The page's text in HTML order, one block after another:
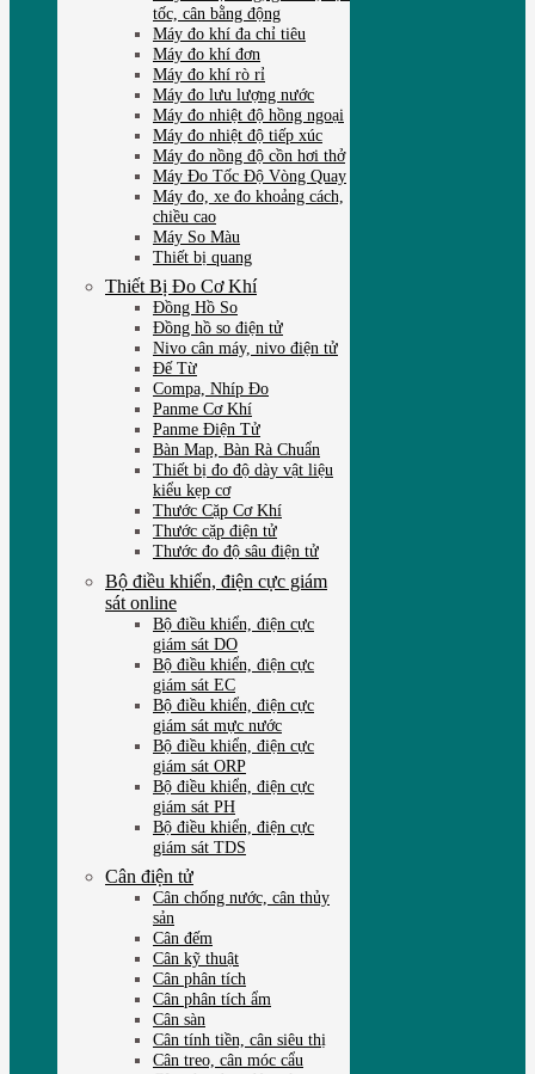
tốc, cân bằng động
Máy đo khí đa chỉ tiêu
Máy đo khí đơn
Máy đo khí rò rỉ
Máy đo lưu lượng nước
Máy đo nhiệt độ hồng ngoại
Máy đo nhiệt độ tiếp xúc
Máy đo nồng độ cồn hơi thở
Máy Đo Tốc Độ Vòng Quay
Máy đo, xe đo khoảng cách,
chiều cao
Máy So Màu
Thiết bị quang
Thiết Bị Đo Cơ Khí
Đồng Hồ So
Đồng hồ so điện tử
Nivo cân máy, nivo điện tử
Đế Từ
Compa, Nhíp Đo
Panme Cơ Khí
Panme Điện Tử
Bàn Map, Bàn Rà Chuẩn
Thiết bị đo độ dày vật liệu
kiểu kẹp cơ
Thước Cặp Cơ Khí
Thước cặp điện tử
Thước đo độ sâu điện tử
Bộ điều khiển, điện cực giám
sát online
Bộ điều khiển, điện cực
giám sát DO
Bộ điều khiển, điện cực
giám sát EC
Bộ điều khiển, điện cực
giám sát mực nước
Bộ điều khiển, điện cực
giám sát ORP
Bộ điều khiển, điện cực
giám sát PH
Bộ điều khiển, điện cực
giám sát TDS
Cân điện tử
Cân chống nước, cân thủy
sản
Cân đếm
Cân kỹ thuật
Cân phân tích
Cân phân tích ẩm
Cân sàn
Cân tính tiền, cân siêu thị
Cân treo, cân móc cẩu